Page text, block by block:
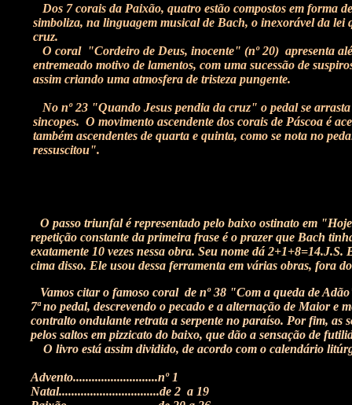
Dos 7 corais da Paixão, quatro estão compostos em forma
simboliza, na linguagem musical de Bach, o inexorável da lei
cruz.
O coral "Cordeiro de Deus, inocente" (nº 20) apresenta
entremeado motivo de lamentos, com uma sucessão de
assim criando uma atmosfera de tristeza pungente.
No nº 23 "Quando Jesus pendia da cruz" o pedal se arrasta
sincopes. O movimento ascendente dos corais de Páscoa é
também ascendentes de quarta e quinta, como se nota no
ressuscitou".
O passo triunfal é representado pelo baixo ostinato em
repetição constante da primeira frase é o prazer que Bach
exatamente 10 vezes nessa obra. Seu nome dá
cima disso. Ele usou dessa ferramenta em várias obras, fora
Vamos citar o famoso coral de nº 38 "Com a queda de
7ª no pedal, descrevendo o pecado e a alternação de Maior
contralto ondulante retrata a serpente no paraíso. Por fim, as
pelos saltos em pizzicato do baixo, que dão a sensação de
O livro está assim dividido, de acordo com o calendário
Advento...........................nº 1
Natal................................de 2 a 19